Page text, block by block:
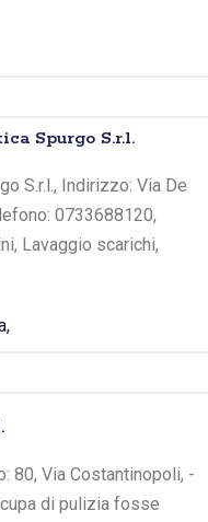
Spurgo S.r.l.
S.r.l., Indirizzo: Via De
0733688120,
Lavaggio scarichi,
80, Via Costantinopoli, -
di pulizia fosse